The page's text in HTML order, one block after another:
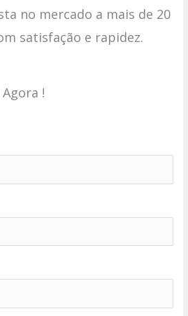
no mercado a mais de 20
satisfação e rapidez.
!